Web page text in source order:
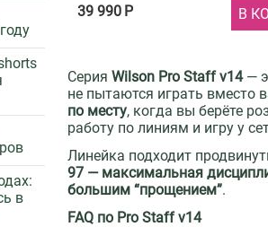
в
39 990 Р В
СерияWilson Pro Staff v14—
не пытаются играть вместо
по месту, когда вы берёте
работу по линиям и игру у
Линейка подходит
97 — максимальная
большим “прощением”.
FAQ по Pro Staff v14